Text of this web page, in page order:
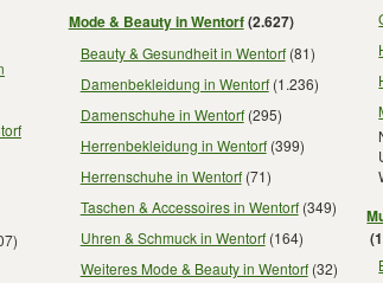
Mode & Beauty in Wentorf(2.627)
Beauty & Gesundheit in Wentorf(81)
Damenbekleidung in Wentorf(1.236)
Damenschuhe in Wentorf(295)
Herrenbekleidung in Wentorf(399)
Herrenschuhe in Wentorf(71)
Taschen & Accessoires in Wentorf(349)
Uhren & Schmuck in Wentorf(164)
Weiteres Mode & Beauty in Wentorf(32)